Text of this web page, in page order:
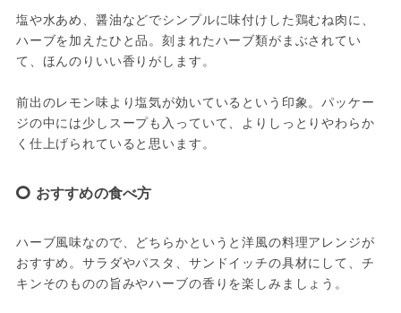
塩や水あめ、醤油などでシンプルに味付けした鶏むね肉に、
ハーブを加えたひと品。刻まれたハーブ類がまぶされてい
て、ほんのりいい香りがします。
前出のレモン味より塩気が効いているという印象。パッケー
ジの中には少しスープも入っていて、よりしっとりやわらか
く仕上げられていると思います。
おすすめの食べ方
ハーブ風味なので、どちらかというと洋風の料理アレンジが
おすすめ。サラダやパスタ、サンドイッチの具材にして、チ
キンそのものの旨みやハーブの香りを楽しみましょう。